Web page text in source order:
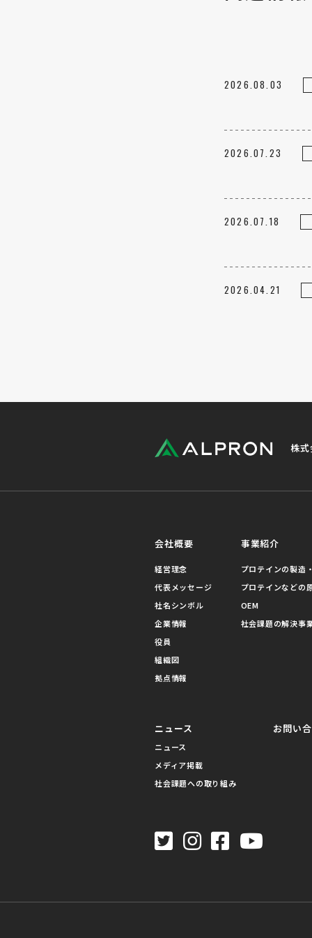
2026.08.03
2026.07.23
2026.07.18
2026.04.21
株
会社概要
経営理念
代表メッセージ
社名シンボル
企業情報
役員
組織図
拠点情報
事業紹介
プロテインの製造
プロテインなどの
OEM
社会課題の解決事
ニュース
ニュース
メディア掲載
社会課題への取り組み
お問い